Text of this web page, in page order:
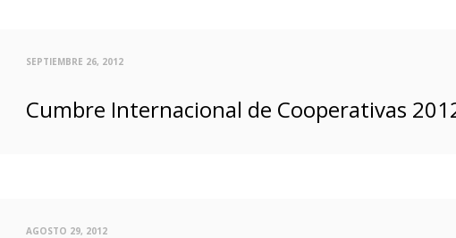
SEPTIEMBRE 26, 2012
Cumbre Internacional de Cooperativas
AGOSTO 29, 2012